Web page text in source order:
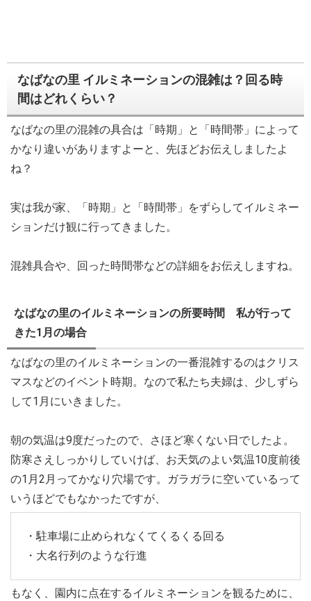
なばなの里 イルミネーションの混雑は？回る時
間はどれくらい？
なばなの里の混雑の具合は「時期」と「時間帯」によって
かなり違いがありますよーと、先ほどお伝えしましたよ
ね？
実は我が家、「時期」と「時間帯」をずらしてイルミネー
ションだけ観に行ってきました。
混雑具合や、回った時間帯などの詳細をお伝えしますね。
なばなの里のイルミネーションの所要時間 私が行って
きた1月の場合
なばなの里のイルミネーションの一番混雑するのはクリス
マスなどのイベント時期。なので私たち夫婦は、少しずら
して1月にいきました。
朝の気温は9度だったので、さほど寒くない日でしたよ。
防寒さえしっかりしていけば、お天気のよい気温10度前後
の1月2月ってかなり穴場です。ガラガラに空いているって
いうほどでもなかったですが、
・駐車場に止められなくてくるくる回る
・大名行列のような行進
もなく、園内に点在するイルミネーションを観るために、